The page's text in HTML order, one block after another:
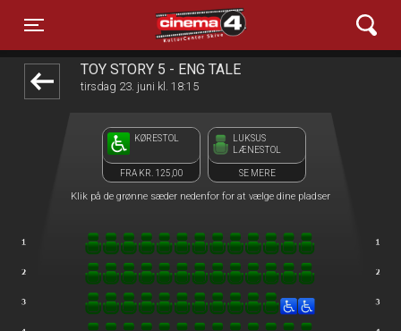
Toggle navigation
Cinema4
TOY STORY 5 - ENG TALE
tirsdag 23. juni kl. 18:15
KØRESTOL
FRA KR. 125,00
LUKSUS
LÆNESTOL
SE MERE
Klik på de grønne sæder nedenfor for at vælge dine pladser
front03-cc 034549